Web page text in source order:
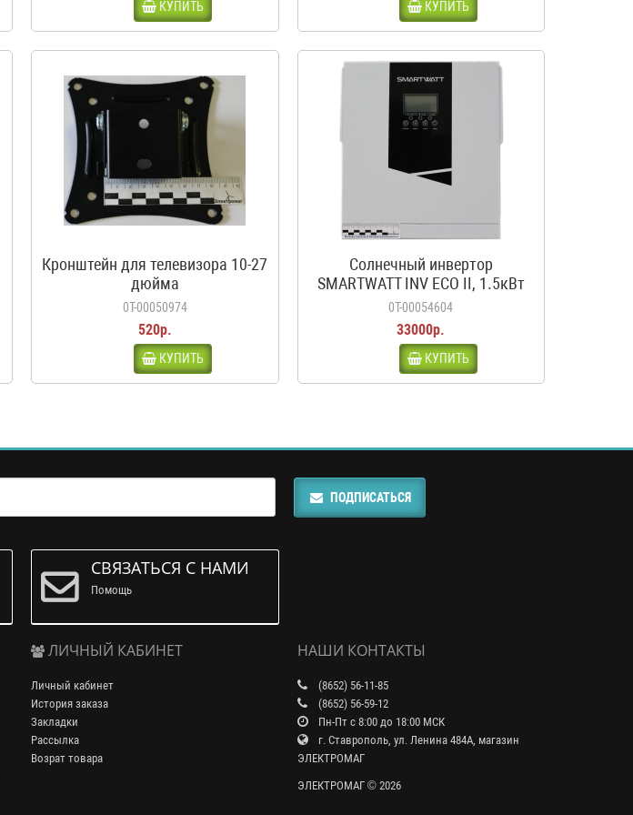
КУПИТЬ КУПИТЬ
Кронштейн для телевизора 10-27
дюйма
0Т-00050974
520р.
КУПИТЬ
Солнечный инвертор
SMARTWATT INV ECO II, 1.5кВт
0Т-00054604
33000р.
КУПИТЬ
ПОДПИСАТЬСЯ
СВЯЗАТЬСЯ С НАМИ
Помощь
ЛИЧНЫЙ КАБИНЕТ
Личный кабинет
История заказа
Закладки
Рассылка
Возрат товара
НАШИ КОНТАКТЫ
(8652) 56-11-85
(8652) 56-59-12
Пн-Пт с 8:00 до 18:00 МСК
г. Ставрополь, ул. Ленина 484А, магазин
ЭЛЕКТРОМАГ
ЭЛЕКТРОМАГ © 2026